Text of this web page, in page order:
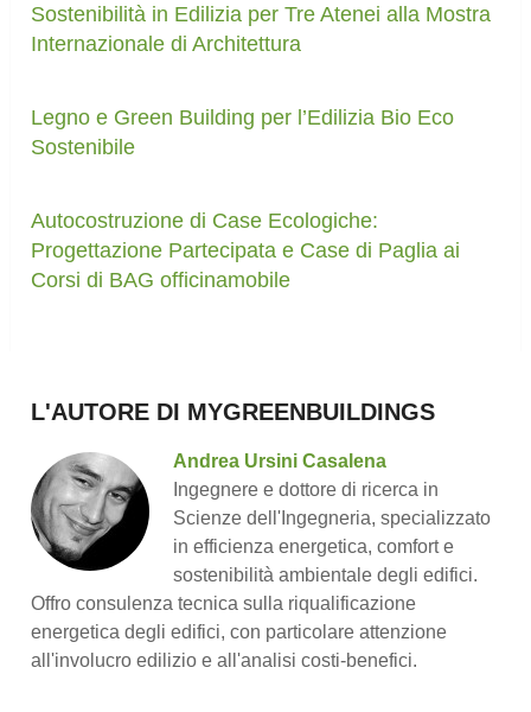
Sostenibilità in Edilizia per Tre Atenei alla Mostra
Internazionale di Architettura
Legno e Green Building per l’Edilizia Bio Eco
Sostenibile
Autocostruzione di Case Ecologiche:
Progettazione Partecipata e Case di Paglia ai
Corsi di BAG officinamobile
L'AUTORE DI MYGREENBUILDINGS
Andrea Ursini Casalena
Ingegnere e dottore di ricerca in
Scienze dell'Ingegneria, specializzato
in efficienza energetica, comfort e
sostenibilità ambientale degli edifici.
Offro consulenza tecnica sulla riqualificazione
energetica degli edifici, con particolare attenzione
all'involucro edilizio e all'analisi costi-benefici.